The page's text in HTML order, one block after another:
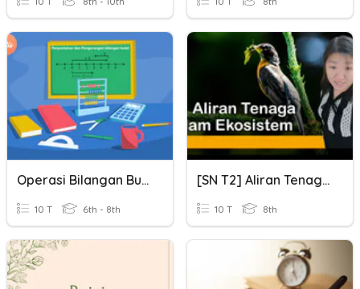
Operasi Bilangan Bulat (Penjumlahan & Pengurangan)
10 T 6th - 8th
[SN T2] Aliran Tenaga Dalam Ekosistem
10 T 8th